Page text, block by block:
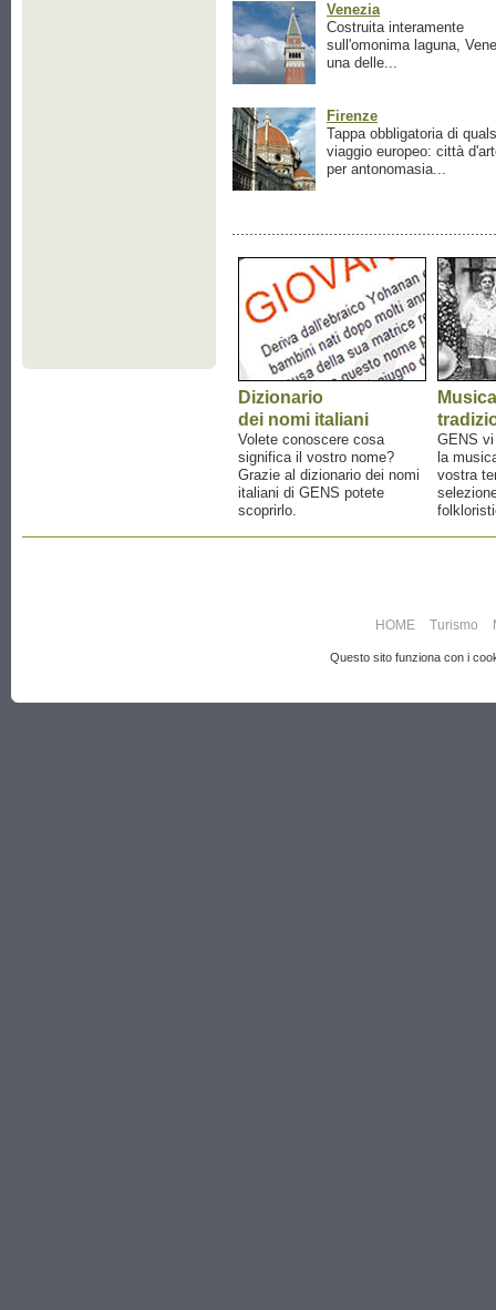
Venezia
Costruita interamente
sull'omonima laguna,
una delle...
Firenze
Tappa obbligatoria di
viaggio europeo: città
per antonomasia...
Dizionario
dei nomi italiani
Volete conoscere cosa
significa il vostro nome?
Grazie al dizionario dei nomi
italiani di GENS potete
scoprirlo.
Musica
GENS
la
vostra
HOME Turismo
Questo sito funziona con i